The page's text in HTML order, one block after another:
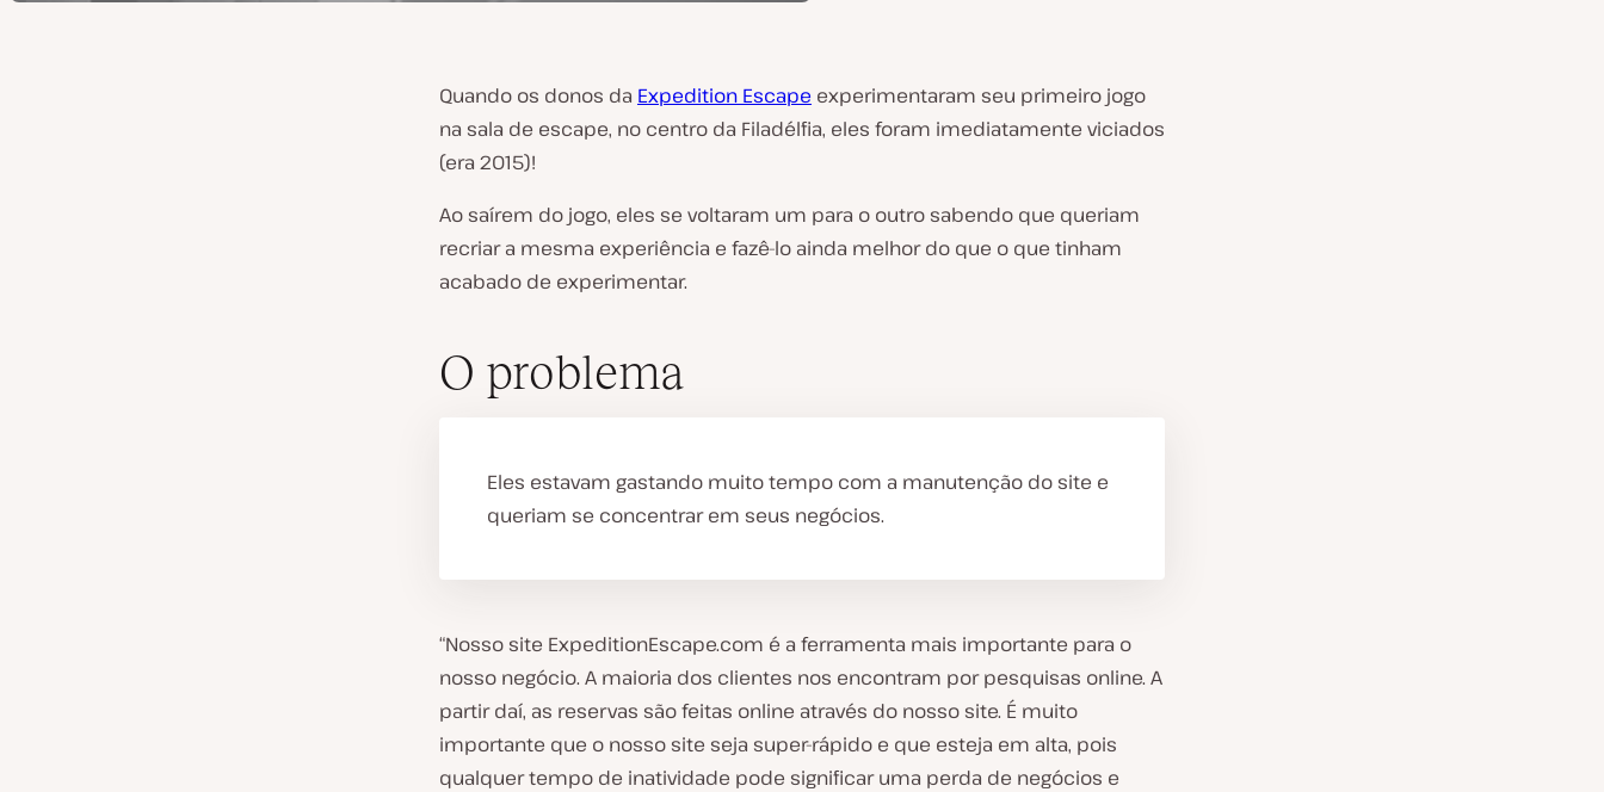
Quando os donos da Expedition Escape experimentaram seu primeiro jogo
na sala de escape, no centro da Filadélfia, eles foram imediatamente viciados
(era 2015)!
Ao saírem do jogo, eles se voltaram um para o outro sabendo que queriam
recriar a mesma experiência e fazê-lo ainda melhor do que o que tinham
acabado de experimentar.
O problema
Eles estavam gastando muito tempo com a manutenção do site e
queriam se concentrar em seus negócios.
“Nosso site ExpeditionEscape.com é a ferramenta mais importante para o
nosso negócio. A maioria dos clientes nos encontram por pesquisas online. A
partir daí, as reservas são feitas online através do nosso site. É muito
importante que o nosso site seja super-rápido e que esteja em alta, pois
qualquer tempo de inatividade pode significar uma perda de negócios e